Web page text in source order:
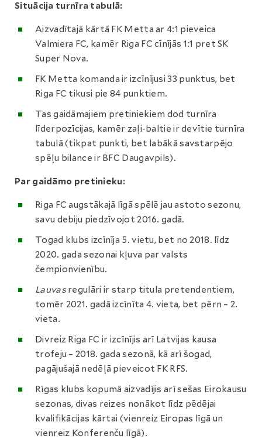
Situācija turnīra tabulā:
Aizvadītajā kārtā FK Metta ar 4:1 pieveica
Valmiera FC, kamēr Riga FC cīnījās 1:1 pret SK
Super Nova.
FK Metta komanda ir izcīnījusi 33 punktus, bet
Riga FC tikusi pie 84 punktiem.
Tas gaidāmajiem pretiniekiem dod turnīra
līderpozīcijas, kamēr zaļi-baltie ir devītie turnīra
tabulā (tikpat punkti, bet labākā savstarpējo
spēļu bilance ir BFC Daugavpils).
Par gaidāmo pretinieku:
Riga FC augstākajā līgā spēlē jau astoto sezonu,
savu debiju piedzīvojot 2016. gadā.
Togad klubs izcīnīja 5. vietu, bet no 2018. līdz
2020. gada sezonai kļuva par valsts
čempionvienību.
Lauvasregulāri ir starp titula pretendentiem,
tomēr 2021. gadā izcīnīta 4. vieta, bet pērn – 2.
vieta.
Divreiz Riga FC ir izcīnījis arī Latvijas kausa
trofeju – 2018. gada sezonā, kā arī šogad,
pagājušajā nedēļā pieveicot FK RFS.
Rīgas klubs kopumā aizvadījis arī sešas Eirokausu
sezonas, divas reizes nonākot līdz pēdējai
kvalifikācijas kārtai (vienreiz Eiropas līgā un
vienreiz Konferenču līgā).